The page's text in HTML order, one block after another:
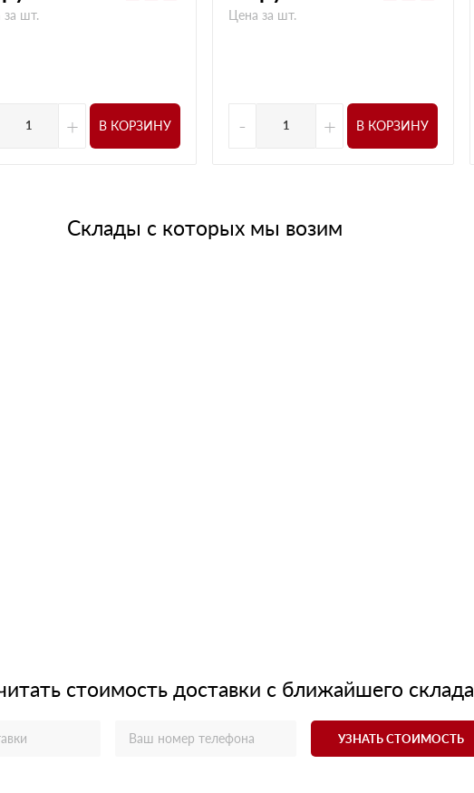
за шт.
+ В КОРЗИНУ
Цена за шт.
- + В КОРЗИНУ
Склады с которых мы возим
стоимость доставки с ближайшего склада
УЗНАТЬ СТОИМОСТЬ